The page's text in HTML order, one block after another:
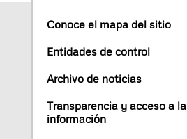
Conoce el mapa del sitio
Entidades de control
Archivo de noticias
Transparencia y acceso a la
información